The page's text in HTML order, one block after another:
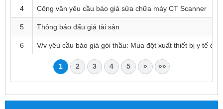
4 Công văn yêu cầu báo giá sửa chữa máy CT Scanner
5 Thông báo đấu giá tài sản
6 V/v yêu cầu báo giá gói thầu: Mua đột xuất thiết bị y tế đợt
1 2 3 4 5 » »»